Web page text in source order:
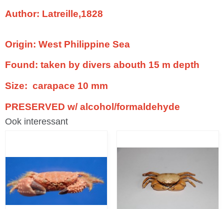
Author: Latreille,1828
Origin: West Philippine Sea
Found: taken by divers abouth 15 m depth
Size: carapace 10 mm
PRESERVED w/ alcohol/formaldehyde
Ook interessant